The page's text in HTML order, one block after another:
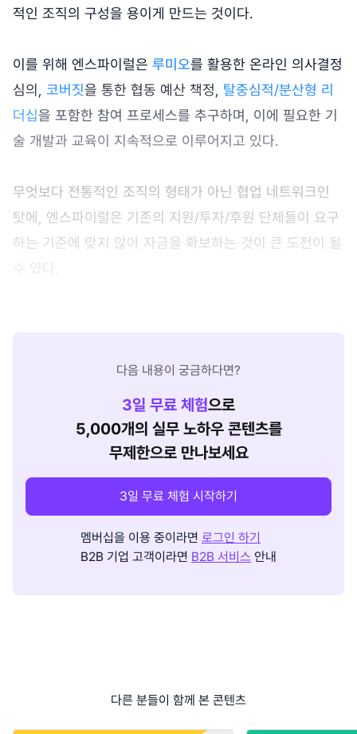
적인 조직의 구성을 용이게 만드는 것이다.
이를 위해 엔스파이럴은 루미오를 활용한 온라인 의사결정
심의, 코버짓을 통한 협동 예산 책정, 탈중심적/분산형 리
더십을 포함한 참여 프로세스를 추구하며, 이에 필요한 기
술 개발과 교육이 지속적으로 이루어지고 있다.
무엇보다 전통적인 조직의 형태가 아닌 협업 네트워크인
탓에, 엔스파이럴은 기존의 지원/투자/후원 단체들이 요구
하는 기준에 맞지 않아 자금을 확보하는 것이 큰 도전이 될
수 있다.
다음 내용이 궁금하다면?
3일 무료 체험으로
5,000개의 실무 노하우 콘텐츠를
무제한으로 만나보세요
3일 무료 체험 시작하기
멤버십을 이용 중이라면 로그인 하기
B2B 기업 고객이라면 B2B 서비스 안내
다른 분들이 함께 본 콘텐츠